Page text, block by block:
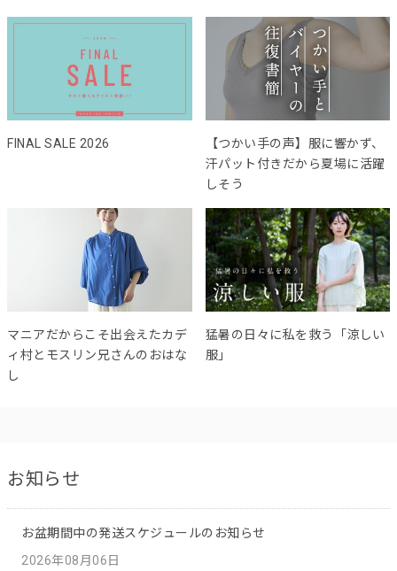
FINAL SALE 2026
【つかい手の声】服に響かず、
汗パット付きだから夏場に活躍
しそう
マニアだからこそ出会えたカデ
ィ村とモスリン兄さんのおはな
し
猛暑の日々に私を救う「涼しい
服」
お知らせ
お盆期間中の発送スケジュールのお知らせ
2026年08月06日